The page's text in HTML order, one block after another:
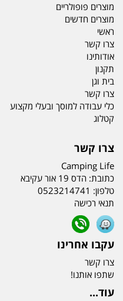
מוצרים פופולריים
מוצרים חדשים
ראשי
צרו קשר
אודותינו
תקנון
בית וגן
צרו קשר
כלי עבודה למוסך ובעלי מקצוע
קטלוג
צרו קשר
Camping Life
כתובת: הדס 19 אור עקיבא
טלפון: 0523214741
תנאי רכישה
עקבו אחרינו
צרו קשר
שתפו אותנו!
עוד...